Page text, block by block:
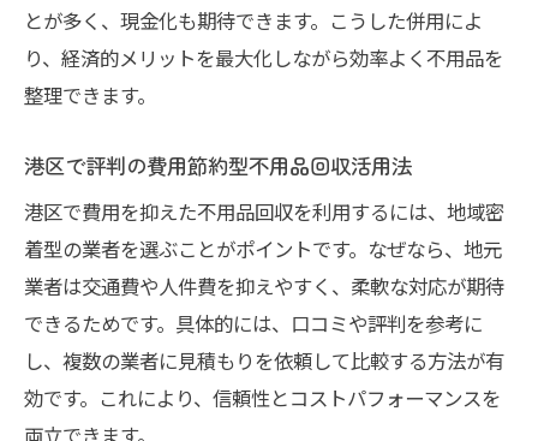
とが多く、現金化も期待できます。こうした併用によ
り、経済的メリットを最大化しながら効率よく不用品を
整理できます。
港区で評判の費用節約型不用品回収活用法
港区で費用を抑えた不用品回収を利用するには、地域密
着型の業者を選ぶことがポイントです。なぜなら、地元
業者は交通費や人件費を抑えやすく、柔軟な対応が期待
できるためです。具体的には、口コミや評判を参考に
し、複数の業者に見積もりを依頼して比較する方法が有
効です。これにより、信頼性とコストパフォーマンスを
両立できます。